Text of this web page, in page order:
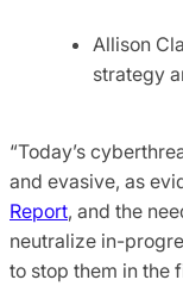
Allison
strategy
“Today’s
and evasive, as
Report, and the
neutralize in-
to stop them in the